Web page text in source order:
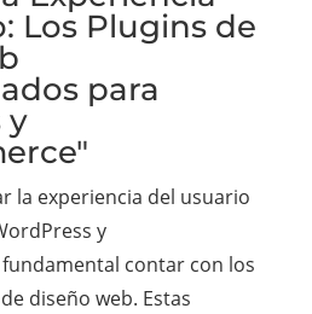
Los Plugins de
para
y
la experiencia del usuario
y
contar con los
diseño web. Estas